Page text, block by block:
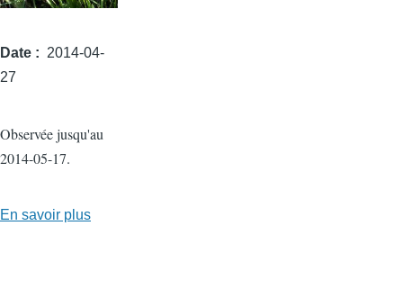
Date
2014-04-
27
Observée jusqu'au
2014-05-17.
En savoir plus